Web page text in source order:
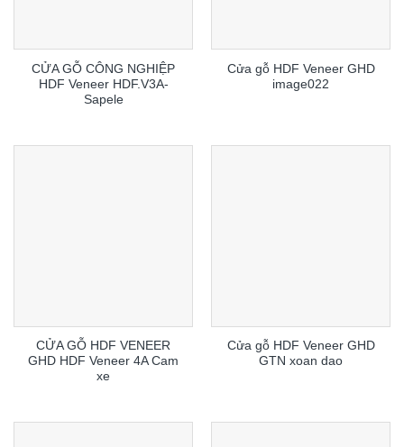
CỬA GỖ CÔNG NGHIỆP
HDF Veneer HDF.V3A-
Sapele
Cửa gỗ HDF Veneer GHD
image022
CỬA GỖ HDF VENEER
GHD HDF Veneer 4A Cam
xe
Cửa gỗ HDF Veneer GHD
GTN xoan dao